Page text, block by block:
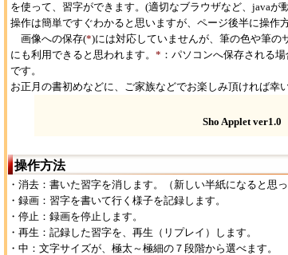
を使って、習字ができます。(適切なブラウザなど、javaが
操作は簡単ですぐわかると思いますが、ページ後半に操作
画像への保存(*)には対応していませんが、筆の色や筆の
にも利用できると思われます。 * ：パソコンへ保存される
です。
お正月の書初めなどに、ご家族などでお楽しみ頂ければ幸い
Sho Applet ver1.0
操作方法
・消去：書いた習字を消します。（新しい半紙になると思っ
・録画：習字を書いて行く様子を記録します。
・停止：録画を停止します。
・再生：記録した習字を、再生（リプレイ）します。
・中：文字サイズが、極太～極細の７段階から選べます。